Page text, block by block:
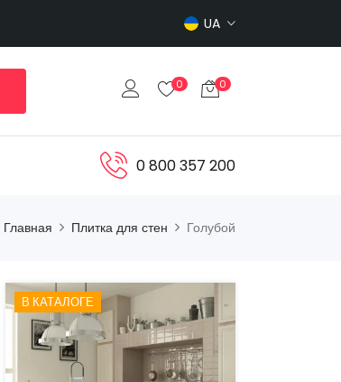
UA
0 0
0 800 357 200
Главная Плитка для стен Голубой
В КАТАЛОГЕ